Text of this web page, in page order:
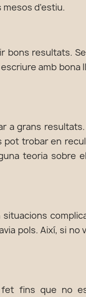
mesos d'estiu.
bons resultats.
amb bona
a grans
pot trobar en
teoria sobre
pols. Així, si no
fins que no